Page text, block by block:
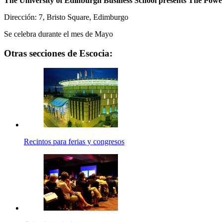
Dirección: 7, Bristo Square, Edimburgo
Se celebra durante el mes de Mayo
Otras secciones de Escocia:
Recintos para ferias y congresos